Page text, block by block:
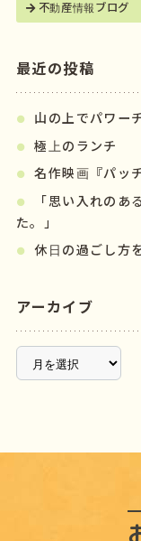
不動産情報ブログ
最近の投稿
山の上でパワー
極上のランチ
名作映画『パッ
「思い入れのあ
た。」
休日の過ごし方
アーカイブ
ー